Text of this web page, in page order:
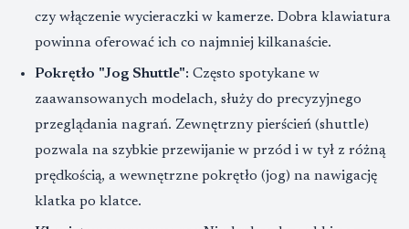
czy włączenie wycieraczki w kamerze. Dobra klawiatura
powinna oferować ich co najmniej kilkanaście.
Pokrętło "Jog Shuttle": Często spotykane w
zaawansowanych modelach, służy do precyzyjnego
przeglądania nagrań. Zewnętrzny pierścień (shuttle)
pozwala na szybkie przewijanie w przód i w tył z różną
prędkością, a wewnętrzne pokrętło (jog) na nawigację
klatka po klatce.